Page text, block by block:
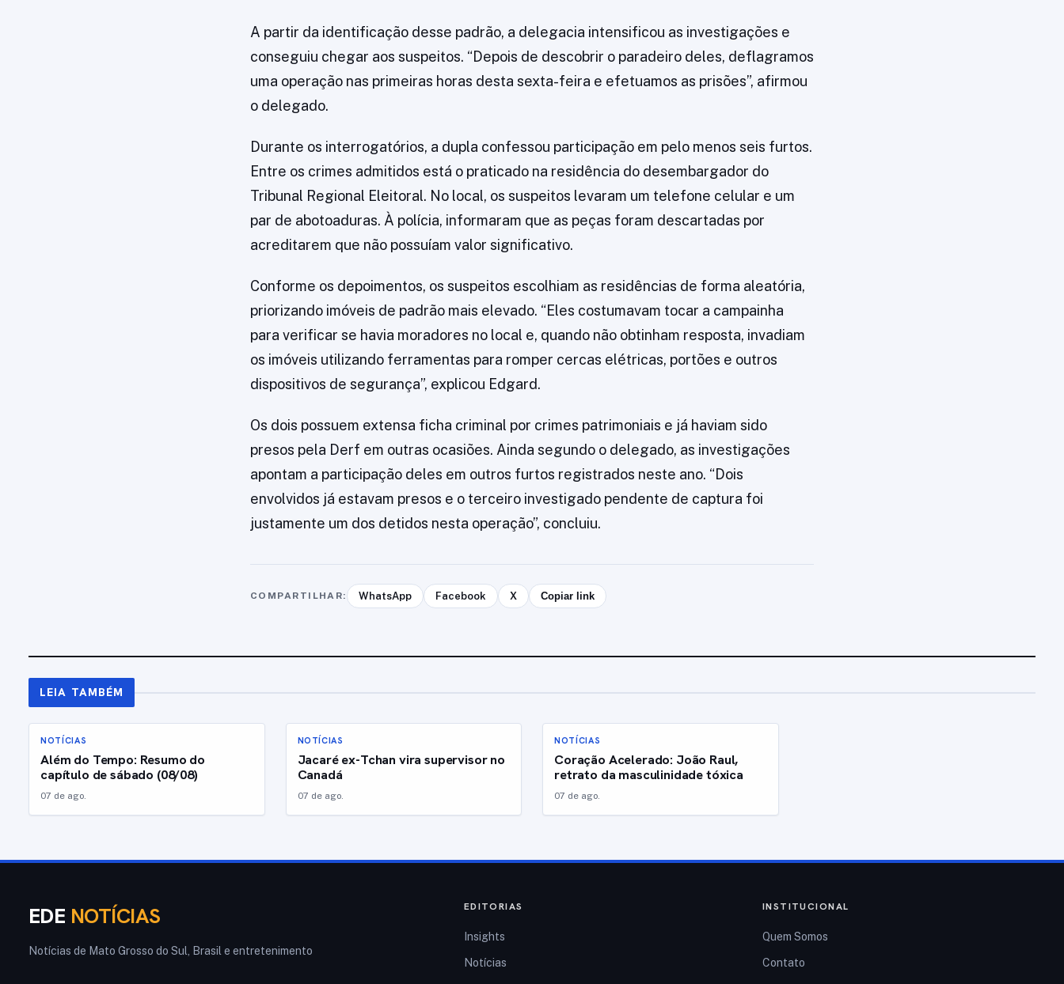
A partir da identificação desse padrão, a delegacia intensificou as investigações e
conseguiu chegar aos suspeitos. “Depois de descobrir o paradeiro deles, deflagramos
uma operação nas primeiras horas desta sexta-feira e efetuamos as prisões”, afirmou
o delegado.
Durante os interrogatórios, a dupla confessou participação em pelo menos seis furtos.
Entre os crimes admitidos está o praticado na residência do desembargador do
Tribunal Regional Eleitoral. No local, os suspeitos levaram um telefone celular e um
par de abotoaduras. À polícia, informaram que as peças foram descartadas por
acreditarem que não possuíam valor significativo.
Conforme os depoimentos, os suspeitos escolhiam as residências de forma aleatória,
priorizando imóveis de padrão mais elevado. “Eles costumavam tocar a campainha
para verificar se havia moradores no local e, quando não obtinham resposta, invadiam
os imóveis utilizando ferramentas para romper cercas elétricas, portões e outros
dispositivos de segurança”, explicou Edgard.
Os dois possuem extensa ficha criminal por crimes patrimoniais e já haviam sido
presos pela Derf em outras ocasiões. Ainda segundo o delegado, as investigações
apontam a participação deles em outros furtos registrados neste ano. “Dois
envolvidos já estavam presos e o terceiro investigado pendente de captura foi
justamente um dos detidos nesta operação”, concluiu.
COMPARTILHAR: WhatsApp Facebook X Copiar link
LEIA TAMBÉM
NOTÍCIAS
Além do Tempo: Resumo do
capítulo de sábado (08/08)
07 de ago.
NOTÍCIAS
Jacaré ex-Tchan vira supervisor no
Canadá
07 de ago.
NOTÍCIAS
Coração Acelerado: João Raul,
retrato da masculinidade tóxica
07 de ago.
EDE NOTÍCIAS
Notícias de Mato Grosso do Sul, Brasil e entretenimento
EDITORIAS
Insights
Notícias
INSTITUCIONAL
Quem Somos
Contato